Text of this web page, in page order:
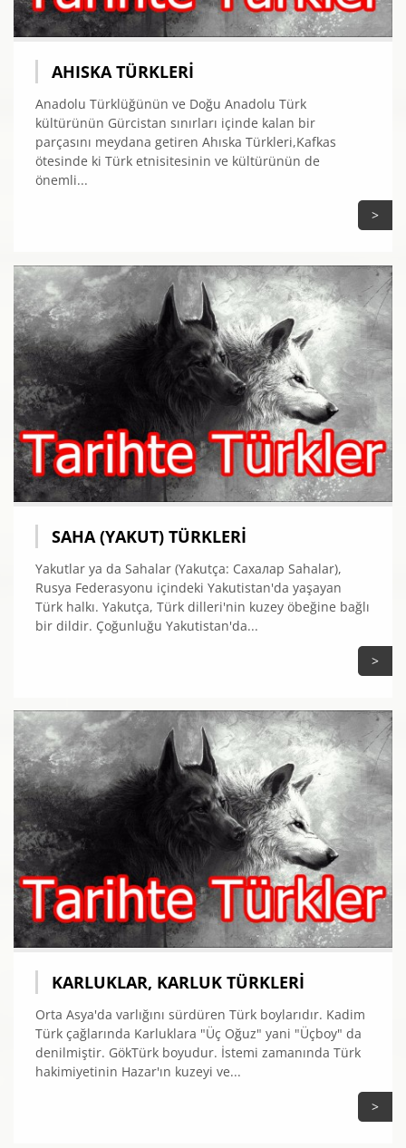
AHISKA TÜRKLERI
Anadolu Türklüğünün ve Doğu Anadolu Türk
kültürünün Gürcistan sınırları içinde kalan bir
parçasını meydana getiren Ahıska Türkleri,Kafkas
ötesinde ki Türk etnisitesinin ve kültürünün de
önemli...
>
SAHA (YAKUT) TÜRKLERI
Yakutlar ya da Sahalar (Yakutça: Сахалар Sahalar),
Rusya Federasyonu içindeki Yakutistan'da yaşayan
Türk halkı. Yakutça, Türk dilleri'nin kuzey öbeğine bağlı
bir dildir. Çoğunluğu Yakutistan'da...
>
KARLUKLAR, KARLUK TÜRKLERI
Orta Asya'da varlığını sürdüren Türk boylarıdır. Kadim
Türk çağlarında Karluklara "Üç Oğuz" yani "Üçboy" da
denilmiştir. GökTürk boyudur. İstemi zamanında Türk
hakimiyetinin Hazar'ın kuzeyi ve...
>